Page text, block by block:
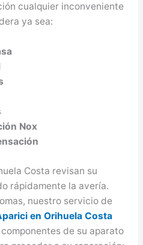
cualquier inconveniente
ya sea:
Nox
Costa revisan su
rápidamente la avería.
nuestro servicio de
en Orihuela Costa
de su aparato